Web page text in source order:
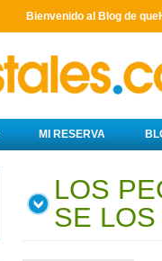
Bienvenido al Blog de
MI RESERVA
LOS
SE